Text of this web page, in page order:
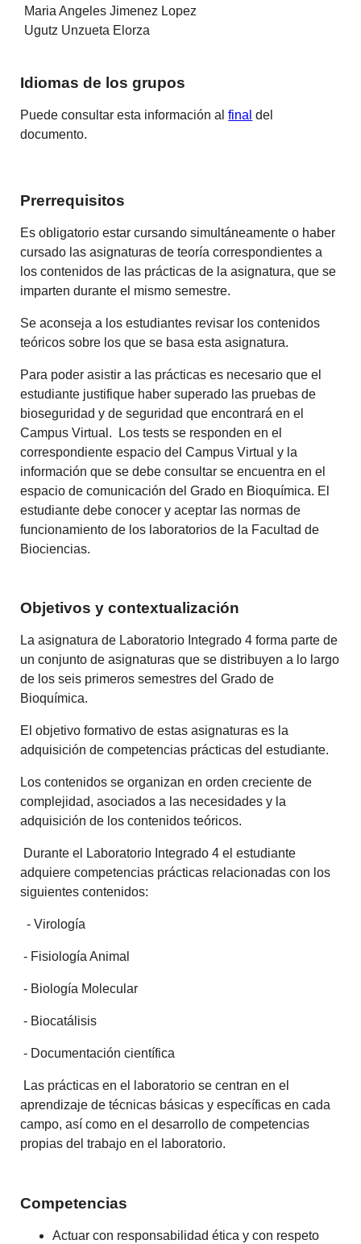
Maria Angeles Jimenez Lopez
Ugutz Unzueta Elorza
Idiomas de los grupos
Puede consultar esta información alfinal del
documento.
Prerrequisitos
Es obligatorio estar cursando simultáneamente o haber
cursado las asignaturas de teoría correspondientes a
los contenidos de las prácticas de la asignatura, que se
imparten durante el mismo semestre.
Se aconseja a los estudiantes revisar los contenidos
teóricos sobre los que se basa esta asignatura.
Para poder asistir a las prácticas es necesario que el
estudiante justifique haber superado las pruebas de
bioseguridad y de seguridad que encontrará en el
Campus Virtual. Los tests se responden en el
correspondiente espacio del Campus Virtual y la
información que se debe consultar se encuentra en el
espacio de comunicación del Grado en Bioquímica. El
estudiante debe conocer y aceptar las normas de
funcionamiento de los laboratorios de la Facultad de
Biociencias.
Objetivos y contextualización
La asignatura de Laboratorio Integrado 4 forma parte de
un conjunto de asignaturas que se distribuyen a lo largo
de los seis primeros semestres del Grado de
Bioquímica.
El objetivo formativo de estas asignaturas es la
adquisición de competencias prácticas del estudiante.
Los contenidos se organizan en orden creciente de
complejidad, asociados a las necesidades y la
adquisición de los contenidos teóricos.
Durante el Laboratorio Integrado 4 el estudiante
adquiere competencias prácticas relacionadas con los
siguientes contenidos:
- Virología
- Fisiología Animal
- Biología Molecular
- Biocatálisis
- Documentación científica
Las prácticas en el laboratorio se centran en el
aprendizaje de técnicas básicas y específicas en cada
campo, así como en el desarrollo de competencias
propias del trabajo en el laboratorio.
Competencias
Actuar con responsabilidad ética y con respeto